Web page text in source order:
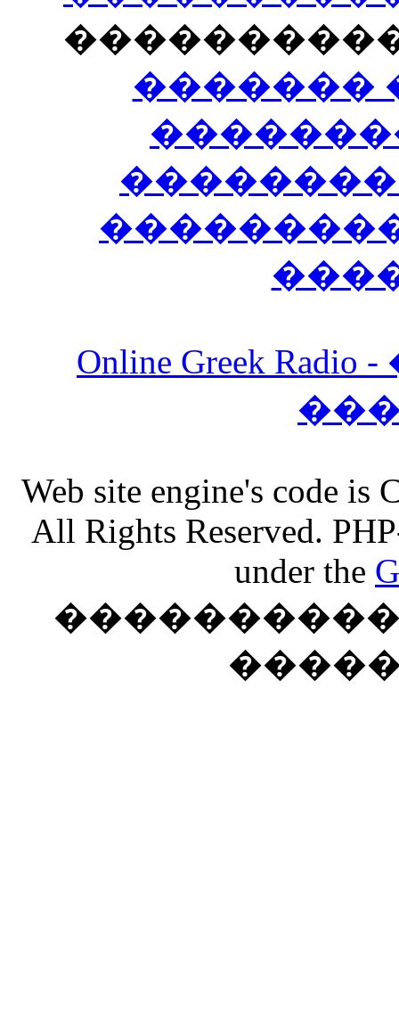
�������
Online Greek
Web site engine's code
All Rights Reserved.
under the
����������